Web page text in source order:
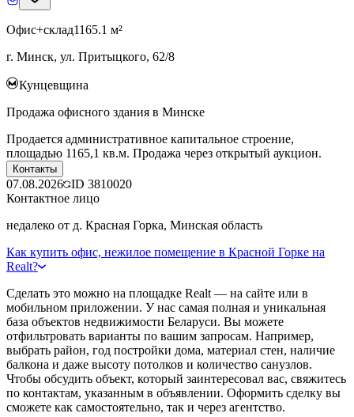
Офис+склад1165.1 м²
г. Минск, ул. Притыцкого, 62/8
Кунцевщина
Продажа офисного здания в Минске
Продается административное капитальное строение,
площадью 1165,1 кв.м. Продажа через открытый аукцион.
Контакты
07.08.2026 ID 3810020
Контактное лицо
недалеко от д. Красная Горка, Минская область
Как купить офис, нежилое помещение в Красной Горке на
Realt?
Сделать это можно на площадке Realt — на сайте или в
мобильном приложении. У нас самая полная и уникальная
база объектов недвижимости Беларуси. Вы можете
отфильтровать варианты по вашим запросам. Например,
выбрать район, год постройки дома, материал стен, наличие
балкона и даже высоту потолков и количество санузлов.
Чтобы обсудить объект, который заинтересовал вас, свяжитесь
по контактам, указанным в объявлении. Оформить сделку вы
сможете как самостоятельно, так и через агентство.